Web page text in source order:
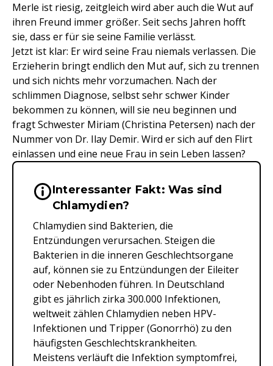
Merle ist riesig, zeitgleich wird aber auch die Wut auf
ihren Freund immer größer. Seit sechs Jahren hofft
sie, dass er für sie seine Familie verlässt.
Jetzt ist klar: Er wird seine Frau niemals verlassen. Die
Erzieherin bringt endlich den Mut auf, sich zu trennen
und sich nichts mehr vorzumachen. Nach der
schlimmen Diagnose, selbst sehr schwer Kinder
bekommen zu können, will sie neu beginnen und
fragt Schwester Miriam (Christina Petersen) nach der
Nummer von Dr. Ilay Demir. Wird er sich auf den Flirt
einlassen und eine neue Frau in sein Leben lassen?
Wichtige Hinweise &
Interessanter Fakt: Was sind
Chlamydien?
Chlamydien sind Bakterien, die
Entzündungen verursachen. Steigen die
Bakterien in die inneren Geschlechtsorgane
auf, können sie zu Entzündungen der Eileiter
oder Nebenhoden führen. In Deutschland
gibt es jährlich zirka 300.000 Infektionen,
weltweit zählen Chlamydien neben HPV-
Infektionen und Tripper (Gonorrhö) zu den
häufigsten Geschlechtskrankheiten.
Meistens verläuft die Infektion symptomfrei,